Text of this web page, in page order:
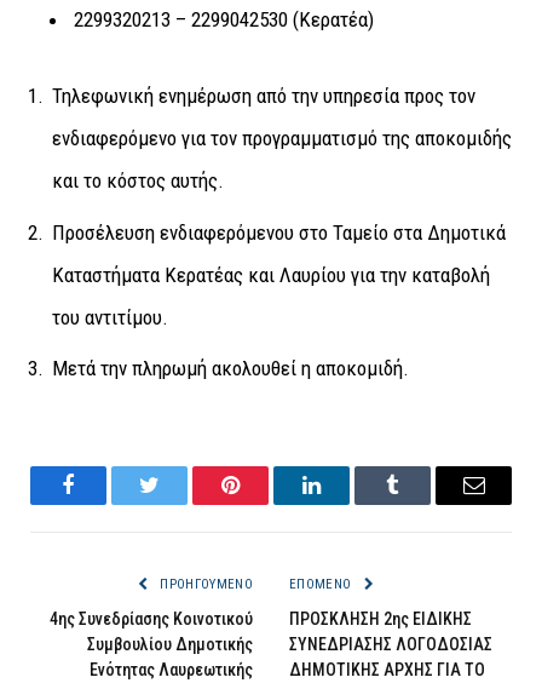
2299320213 – 2299042530 (Κερατέα)
Τηλεφωνική ενημέρωση από την υπηρεσία προς τον
ενδιαφερόμενο για τον προγραμματισμό της αποκομιδής
και το κόστος αυτής.
Προσέλευση ενδιαφερόμενου στο Ταμείο στα Δημοτικά
Καταστήματα Κερατέας και Λαυρίου για την καταβολή
του αντιτίμου.
Μετά την πληρωμή ακολουθεί η αποκομιδή.
FacebookTwitter Pinterest LinkedInTumblr Email
ΠΡΟΗΓΟΎΜΕΝΟ
4ης Συνεδρίασης Κοινοτικού
Συμβουλίου Δημοτικής
Ενότητας Λαυρεωτικής
ΕΠΌΜΕΝΟ
ΠΡΟΣΚΛΗΣΗ 2ης ΕΙΔΙΚΗΣ
ΣΥΝΕΔΡΙΑΣΗΣ ΛΟΓΟΔΟΣΙΑΣ
ΔΗΜΟΤΙΚΗΣ ΑΡΧΗΣ ΓΙΑ ΤΟ